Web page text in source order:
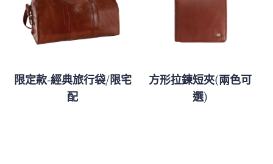
限定款-經典旅行袋/限宅
配
方形拉鍊短夾(兩色可
選)